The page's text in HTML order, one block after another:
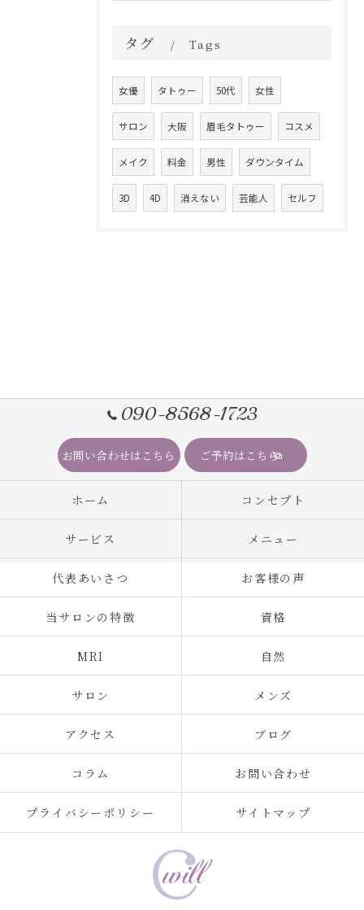
タグ Tags
女優 タトゥー 50代 女性
サロン 大阪 眉毛タトゥー コスメ
メイク 料金 男性 ダウンタイム
3D 4D 消えない 芸能人 セルフ
090-8568-1723
お問い合わせはこちら ご予約はこちら
ホーム コンセプト
サービス メニュー
代表あいさつ お客様の声
当サロンの特徴 資格
MRI 自然
サロン メンズ
アクセス ブログ
コラム お問い合わせ
プライバシーポリシー サイトマップ